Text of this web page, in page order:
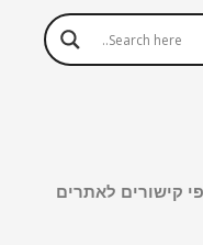
קישורים לאתרים